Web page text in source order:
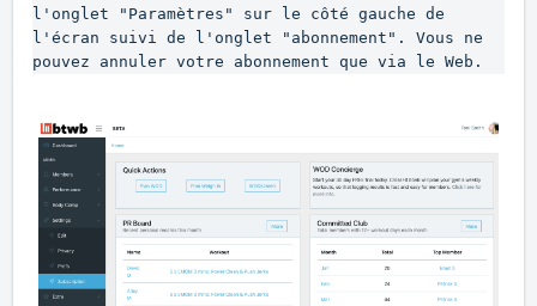
l'onglet "Paramètres" sur le côté gauche de
l'écran suivi de l'onglet "abonnement". Vous ne
pouvez annuler votre abonnement que via le Web.